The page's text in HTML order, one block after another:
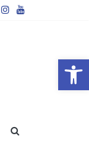
Barra de Ferramentas Aberta